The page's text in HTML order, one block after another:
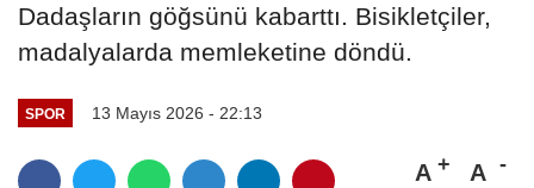
Dadaşların göğsünü kabarttı. Bisikletçiler,
madalyalarda memleketine döndü.
SPOR 13 Mayıs 2026 - 22:13
A A